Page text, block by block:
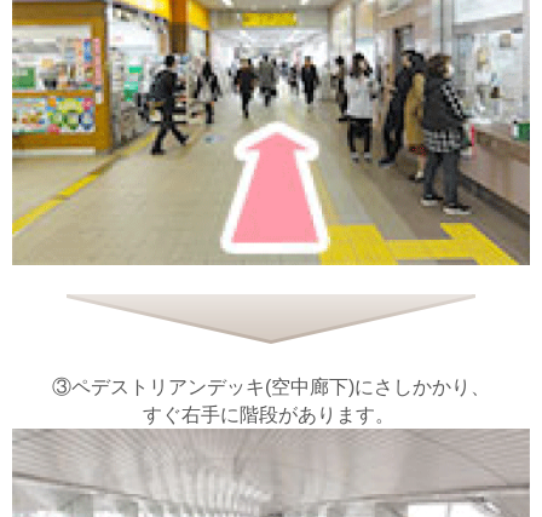
③ペデストリアンデッキ(空中廊下)にさしかかり、
すぐ右手に階段があります。